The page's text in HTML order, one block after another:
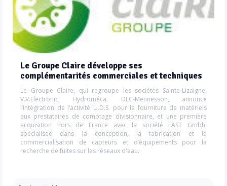
Le Groupe Claire développe ses
complémentarités commerciales et techniques
Le Groupe Claire, qui regroupe les sociétés Sainte-Lizaigne,
V.V.Electronic, Hydroméca, DLC-Mennesson, annonce
l’intégration de l’activité U.D.S. pour la fourniture de matériels
aux prestataires de comptage divisionnaire, et une première
acquisition hors de France avec la société FAST Gmbh,
spécialisée dans la conception, la fabrication et la
commercialisation de capteurs et d’équipements pour la
recherche de fuites sur les réseaux d'eau.